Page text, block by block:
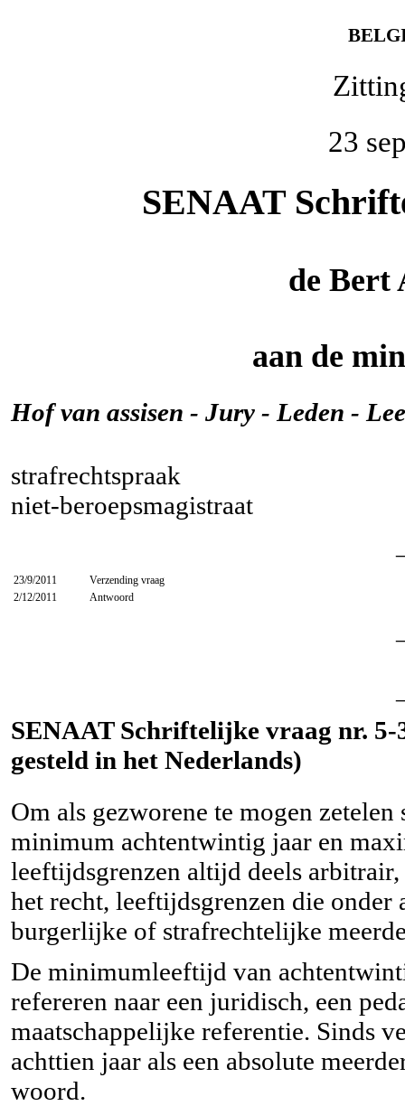
23
SENAAT
de Bert
aan de
Hof van assisen - Jury - Leden -
strafrechtspraak
niet-beroepsmagistraat
23/9/2011
Verzending vraag
2/12/2011
Antwoord
SENAAT Schriftelijke vraag nr. 5-
gesteld in het Nederlands)
Om als gezworene te mogen
minimum achtentwintig jaar en
leeftijdsgrenzen altijd deels
het recht, leeftijdsgrenzen die onder
burgerlijke of strafrechtelijke
De minimumleeftijd van
refereren naar een juridisch, een
maatschappelijke referentie. Sinds
achttien jaar als een absolute
woord.